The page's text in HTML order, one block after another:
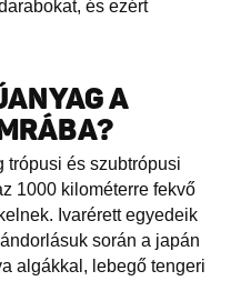
és ezért
A
trópusi és szubtrópusi
1000 kilométerre fekvő
Ivarérett egyedeik
során a japán
algákkal, lebegő tengeri